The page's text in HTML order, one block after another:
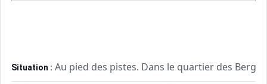
Situation : Au pied des pistes. Dans le quartier des